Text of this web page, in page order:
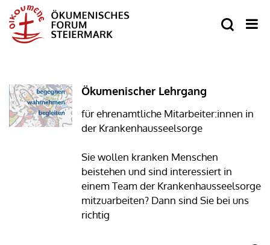
Ökumenischer Lehrgang
für ehrenamtliche Mitarbeiter:innen in
der Krankenhausseelsorge
Sie wollen kranken Menschen
beistehen und sind interessiert in
einem Team der Krankenhausseelsorge
mitzuarbeiten? Dann sind Sie bei uns
richtig